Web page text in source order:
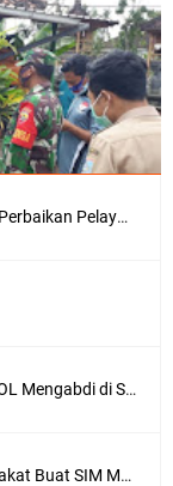
Dialog Publik GAKADA BIDOM , Bahas Perbaikan Pelayanan Medis di NTB
Kapolsek Gunungsari Cek Taruna AKPOL Mengabdi di SRD 4
Kasat Lantas Polres Lotim Ajak Masyrakat Buat SIM Melalui SATPAS Bukan Calo